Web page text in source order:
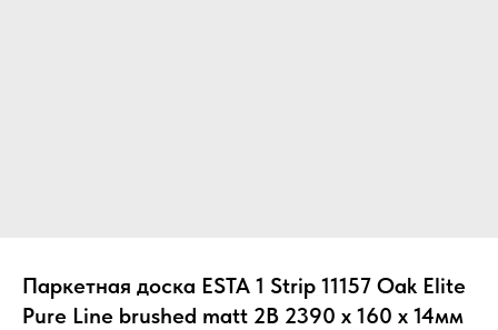
Паркетная доска ESTA 1 Strip 11157 Oak Elite
Pure Line brushed matt 2B 2390 x 160 x 14мм